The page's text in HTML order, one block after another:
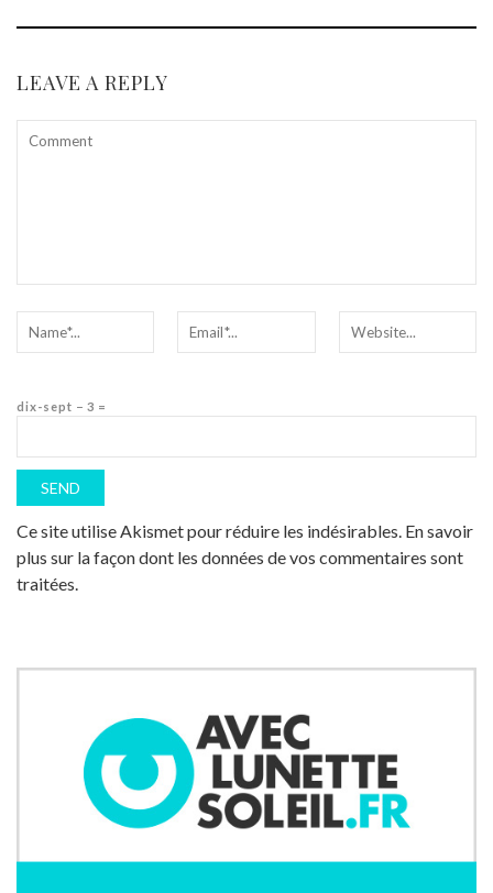
LEAVE A REPLY
dix-sept − 3 =
Ce site utilise Akismet pour réduire les indésirables. En savoir
plus sur la façon dont les données de vos commentaires sont
traitées.